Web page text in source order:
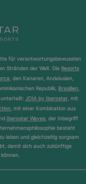
für verantwortungsbewussten
Stränden der Welt. Die Resorts
, den Kanaren, Andalusien,
Republik, Brasilien,
unterteilt: JOIA by Iberostar, mit
, mit einer Kombination aus
Iberostar Waves, der Inbegriff
besteht
leben und gleichzeitig sorgsam
damit sich auch zukünftige